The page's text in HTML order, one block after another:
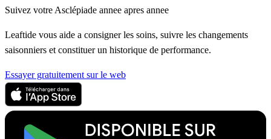
Suivez votre Asclépiade annee apres annee
Leaftide vous aide a consigner les soins, suivre les changements
saisonniers et constituer un historique de performance.
Essayer gratuitement sur le web